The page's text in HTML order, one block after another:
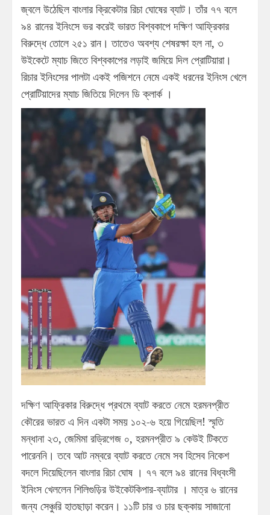
জ্বলে উঠেছিল বাংলার ক্রিকেটার রিচা ঘোষের ব্যাট। তাঁর ৭৭ বলে
৯৪ রানের ইনিংসে ভর করেই ভারত বিশ্বকাপে দক্ষিণ আফ্রিকার
বিরুদ্ধে তোলে ২৫১ রান। তাতেও অবশ্য শেষরক্ষা হল না, ৩
উইকেটে ম্যাচ জিতে বিশ্বকাপের লড়াই জমিয়ে দিল প্রোটিয়ারা।
রিচার ইনিংসের পালটা একই পজিশনে নেমে একই ধরনের ইনিংস খেলে
প্রোটিয়াদের ম্যাচ জিতিয়ে দিলেন ডি ক্লার্ক ।
দক্ষিণ আফ্রিকার বিরুদ্ধে প্রথমে ব্যাট করতে নেমে হরমনপ্রীত
কৌরের ভারত এ দিন একটা সময় ১০২-৬ হয়ে গিয়েছিল! স্মৃতি
মন্ধানা ২৩, জেমিমা রড্রিগেজ ০, হরমনপ্রীত ৯ কেউই টিকতে
পারেননি। তবে আট নম্বরে ব্যাট করতে নেমে সব হিসেব নিকেশ
বদলে দিয়েছিলেন বাংলার রিচা ঘোষ । ৭৭ বলে ৯৪ রানের বিধ্বংসী
ইনিংস খেললেন শিলিগুড়ির উইকেটকিপার-ব্যাটার । মাত্র ৬ রানের
জন্য সেঞ্চুরি হাতছাড়া করেন। ১১টি চার ও চার ছক্কায় সাজানো